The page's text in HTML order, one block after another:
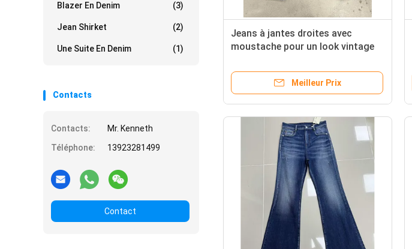
Blazer En Denim (3)
Jean Shirket (2)
Une Suite En Denim (1)
Contacts
Contacts:
Mr. Kenneth
Téléphone:
13923281499
Contact
Jeans à jantes droites avec
moustache pour un look vintage
Meilleur Prix